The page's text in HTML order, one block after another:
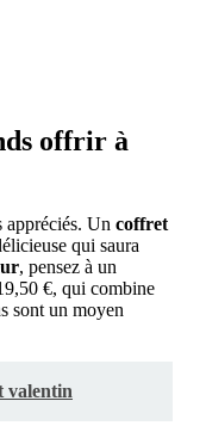
offrir à
appréciés. Un coffret
qui saura
, pensez à un
€, qui combine
sont un moyen
valentin